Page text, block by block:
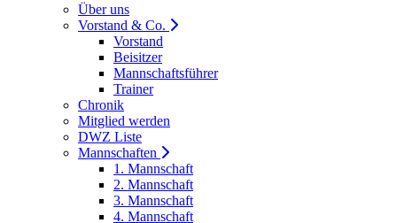
Über uns
Vorstand & Co.
Vorstand
Beisitzer
Mannschaftsführer
Trainer
Chronik
Mitglied werden
DWZ Liste
Mannschaften
1. Mannschaft
2. Mannschaft
3. Mannschaft
4. Mannschaft